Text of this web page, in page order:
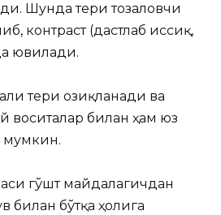
Шунда тери тозаловчи
контраст (дастлаб иссиқ,
ювилади.
тери озиқланади ва
воситалар билан ҳам юз
мумкин.
гўшт майдалагичдан
билан бўтқа ҳолига